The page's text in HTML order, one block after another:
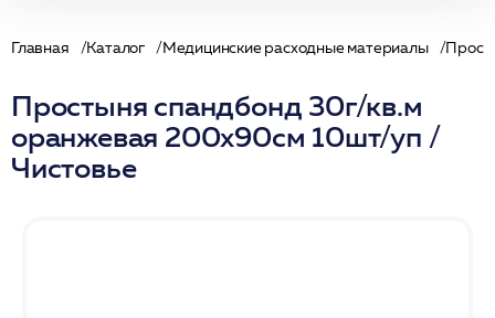
Главная Каталог Медицинские расходные материалы
Простыня спандбонд 30г/кв.м
оранжевая 200х90см 10шт/уп /
Чистовье